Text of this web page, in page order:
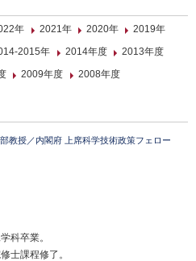
年 2021年 2020年
2019年
2015年 2014年度
2013年度
2009年度 2008年度
教授／内閣府 上席科学技術政策フェロー
科卒業。
士課程修了。